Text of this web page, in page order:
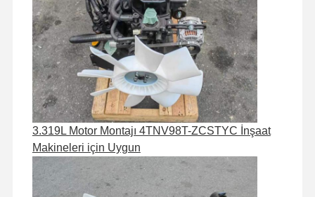
dizel motor
mitsubishi motor
Ekskavatör motoru
motor yeniden kiti
Enjeksiyon Pompası
Turboşarjör montajı
Diğer Motor Parçaları
3.319L Motor Montajı 4TNV98T-ZCSTYC İnşaat
Makineleri için Uygun